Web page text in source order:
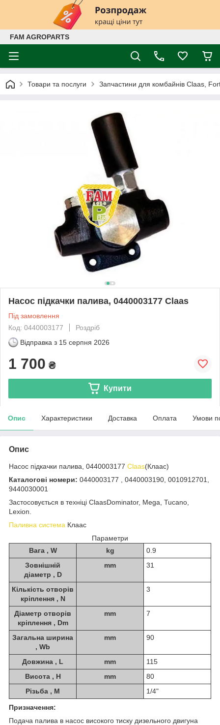
FAM AGROPARTS
Товари та послуги Запчастини для комбайнів Claas,
Насос підкачки палива, 0440003177 Claas
Під замовлення
Код: 0440003177
Роздріб
Відправка з 15 серпня 2026
1 700 ₴
Купити
Опис Характеристики Доставка Оплата Умови
Опис
Насос підкачки палива, 0440003177 Claas(Клаас)
Каталогові номери: 0440003177 , 0440003190, 0010912701,
9440030001
Застосовується в техніці ClaasDominator, Mega, Tucano,
Lexion.
Паливна система Клаас
Параметри
Вага , W
kg
0.9
Зовнішній
діаметр , D
mm 31
Кількість отворів
кріплення , N
3
Діаметр отворів
кріплення , Dm
mm 7
Загальна ширина
, Wb
mm 90
Довжина , L mm
115
Висота , H
mm
80
Різьба , M
1/4"
Призначення:
Подача палива в насос високого тиску дизельного двигуна